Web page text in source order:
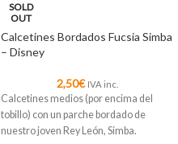
SOLD
OUT
Calcetines Bordados Fucsia Simba
– Disney
2,50€ IVA inc.
Calcetines medios (por encima del
tobillo) con un parche bordado de
nuestro joven Rey León, Simba.